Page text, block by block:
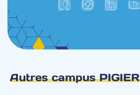
Autres campus PIGIER